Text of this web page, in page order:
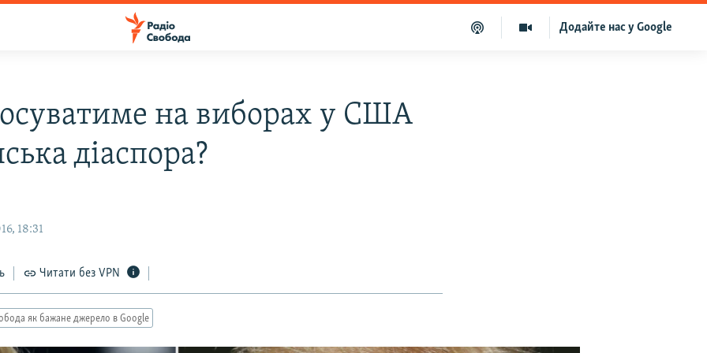
Додайте нас у Google
на виборах у США
діаспора?
18:31
Читати без VPN
як бажане джерело в Google